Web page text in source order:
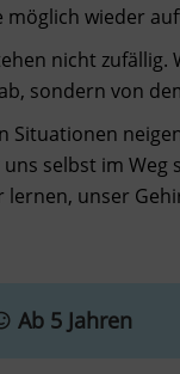
möglich wieder
nicht zufällig.
sondern von
Situationen
selbst im Weg
lernen, unser
Ab 5 Jahren